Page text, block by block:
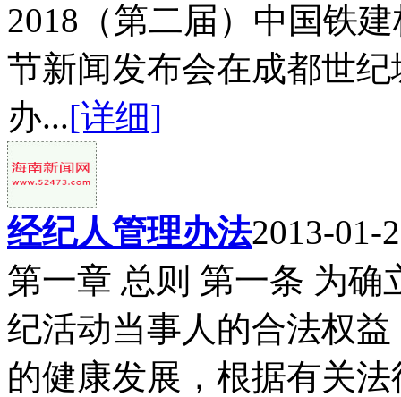
2018（第二届）中国铁
节新闻发布会在成都世
办...[详细]
经纪人管理办法2013-01-
第一章 总则 第一条 为
纪活动当事人的合法权
的健康发展，根据有关